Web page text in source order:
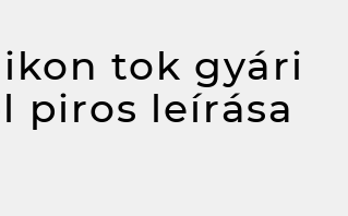
tok gyári
piros leírása